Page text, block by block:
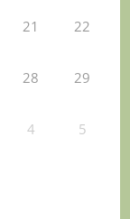
21 22
28 29
4 5